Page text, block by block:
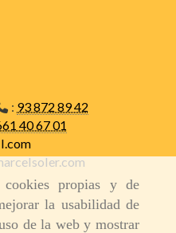
propias y de
la usabilidad de
de la web y mostrar
: 93 872 89 42
40 67 01